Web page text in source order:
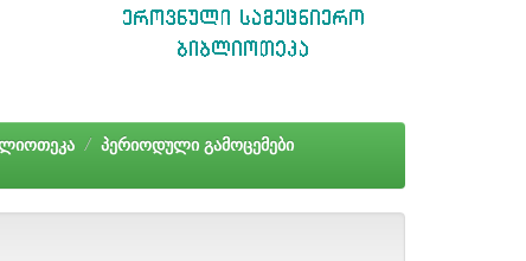
პერიოდული გამოცემები